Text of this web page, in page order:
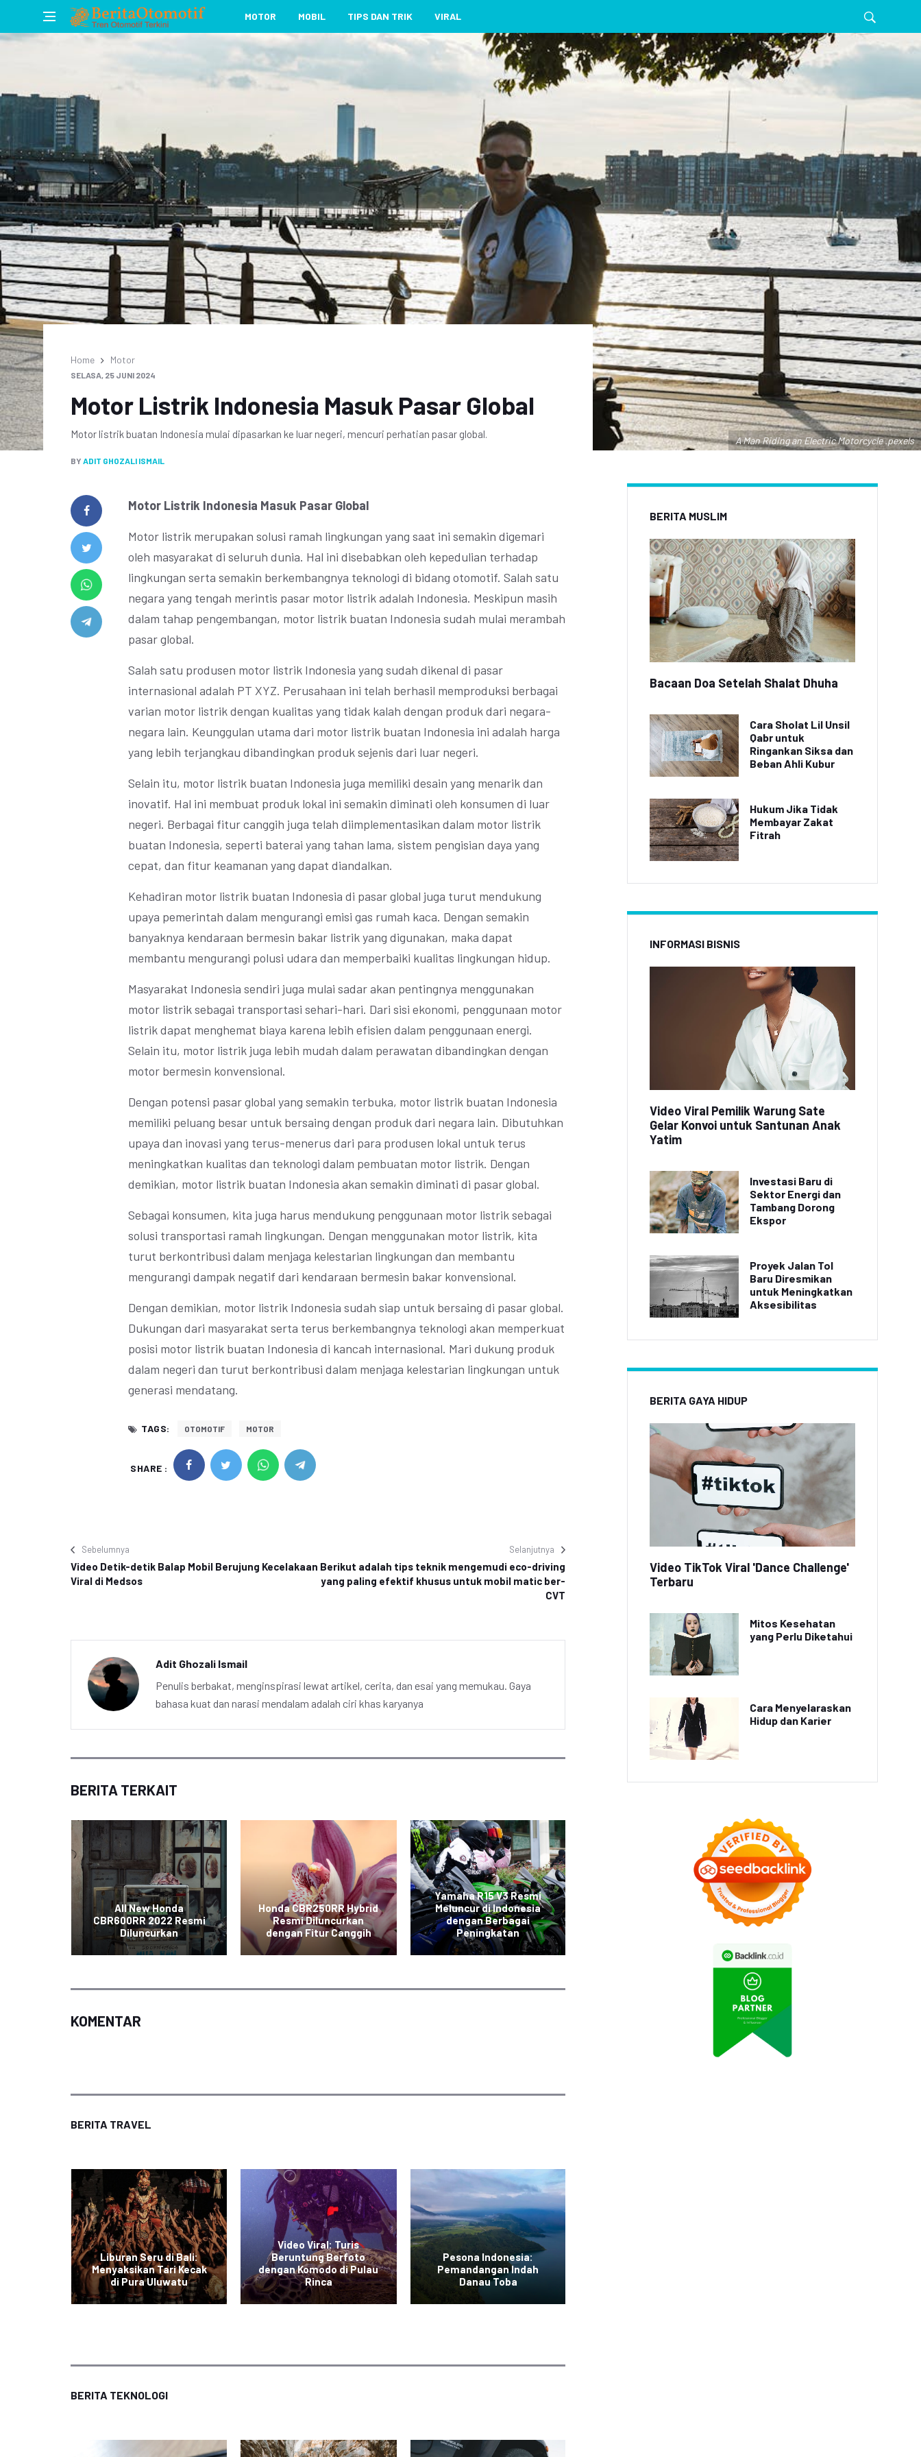
MOTOR MOBIL TIPS DAN TRIK VIRAL
A Man Riding an Electric Motorcycle .pexels
Home Motor
SELASA, 25 JUNI 2024
Motor Listrik Indonesia Masuk Pasar Global
Motor listrik buatan Indonesia mulai dipasarkan ke luar negeri, mencuri perhatian pasar global.
BY ADIT GHOZALI ISMAIL
Motor Listrik Indonesia Masuk Pasar Global
Motor listrik merupakan solusi ramah lingkungan yang saat ini semakin digemari
oleh masyarakat di seluruh dunia. Hal ini disebabkan oleh kepedulian terhadap
lingkungan serta semakin berkembangnya teknologi di bidang otomotif. Salah satu
negara yang tengah merintis pasar motor listrik adalah Indonesia. Meskipun masih
dalam tahap pengembangan, motor listrik buatan Indonesia sudah mulai merambah
pasar global.
Salah satu produsen motor listrik Indonesia yang sudah dikenal di pasar
internasional adalah PT XYZ. Perusahaan ini telah berhasil memproduksi berbagai
varian motor listrik dengan kualitas yang tidak kalah dengan produk dari negara-
negara lain. Keunggulan utama dari motor listrik buatan Indonesia ini adalah harga
yang lebih terjangkau dibandingkan produk sejenis dari luar negeri.
Selain itu, motor listrik buatan Indonesia juga memiliki desain yang menarik dan
inovatif. Hal ini membuat produk lokal ini semakin diminati oleh konsumen di luar
negeri. Berbagai fitur canggih juga telah diimplementasikan dalam motor listrik
buatan Indonesia, seperti baterai yang tahan lama, sistem pengisian daya yang
cepat, dan fitur keamanan yang dapat diandalkan.
Kehadiran motor listrik buatan Indonesia di pasar global juga turut mendukung
upaya pemerintah dalam mengurangi emisi gas rumah kaca. Dengan semakin
banyaknya kendaraan bermesin bakar listrik yang digunakan, maka dapat
membantu mengurangi polusi udara dan memperbaiki kualitas lingkungan hidup.
Masyarakat Indonesia sendiri juga mulai sadar akan pentingnya menggunakan
motor listrik sebagai transportasi sehari-hari. Dari sisi ekonomi, penggunaan motor
listrik dapat menghemat biaya karena lebih efisien dalam penggunaan energi.
Selain itu, motor listrik juga lebih mudah dalam perawatan dibandingkan dengan
motor bermesin konvensional.
Dengan potensi pasar global yang semakin terbuka, motor listrik buatan Indonesia
memiliki peluang besar untuk bersaing dengan produk dari negara lain. Dibutuhkan
upaya dan inovasi yang terus-menerus dari para produsen lokal untuk terus
meningkatkan kualitas dan teknologi dalam pembuatan motor listrik. Dengan
demikian, motor listrik buatan Indonesia akan semakin diminati di pasar global.
Sebagai konsumen, kita juga harus mendukung penggunaan motor listrik sebagai
solusi transportasi ramah lingkungan. Dengan menggunakan motor listrik, kita
turut berkontribusi dalam menjaga kelestarian lingkungan dan membantu
mengurangi dampak negatif dari kendaraan bermesin bakar konvensional.
Dengan demikian, motor listrik Indonesia sudah siap untuk bersaing di pasar global.
Dukungan dari masyarakat serta terus berkembangnya teknologi akan memperkuat
posisi motor listrik buatan Indonesia di kancah internasional. Mari dukung produk
dalam negeri dan turut berkontribusi dalam menjaga kelestarian lingkungan untuk
generasi mendatang.
TAGS: OTOMOTIF MOTOR
SHARE :
Sebelumnya
Video Detik-detik Balap Mobil Berujung Kecelakaan
Viral di Medsos
Selanjutnya
Berikut adalah tips teknik mengemudi eco-driving
yang paling efektif khusus untuk mobil matic ber-
CVT
Adit Ghozali Ismail
Penulis berbakat, menginspirasi lewat artikel, cerita, dan esai yang memukau. Gaya
bahasa kuat dan narasi mendalam adalah ciri khas karyanya
BERITA TERKAIT
All New Honda
CBR600RR 2022 Resmi
Diluncurkan
Honda CBR250RR Hybrid
Resmi Diluncurkan
dengan Fitur Canggih
Yamaha R15 V3 Resmi
Meluncur di Indonesia
dengan Berbagai
Peningkatan
Honda CBR250RR Hybrid
Resmi Diluncurkan
KOMENTAR
BERITA TRAVEL
Liburan Seru di Bali:
Menyaksikan Tari Kecak
di Pura Uluwatu
Video Viral: Turis
Beruntung Berfoto
dengan Komodo di Pulau
Rinca
Pesona Indonesia:
Pemandangan Indah
Danau Toba
BERITA TEKNOLOGI
BERITA MUSLIM
Bacaan Doa Setelah Shalat Dhuha
Cara Sholat Lil Unsil
Qabr untuk
Ringankan Siksa dan
Beban Ahli Kubur
Hukum Jika Tidak
Membayar Zakat
Fitrah
INFORMASI BISNIS
Video Viral Pemilik Warung Sate
Gelar Konvoi untuk Santunan Anak
Yatim
Investasi Baru di
Sektor Energi dan
Tambang Dorong
Ekspor
Proyek Jalan Tol
Baru Diresmikan
untuk Meningkatkan
Aksesibilitas
BERITA GAYA HIDUP
Video TikTok Viral 'Dance Challenge'
Terbaru
Mitos Kesehatan
yang Perlu Diketahui
Cara Menyelaraskan
Hidup dan Karier